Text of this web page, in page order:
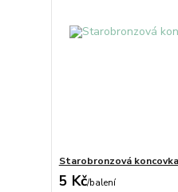
Starobronzová
5 Kč/balení